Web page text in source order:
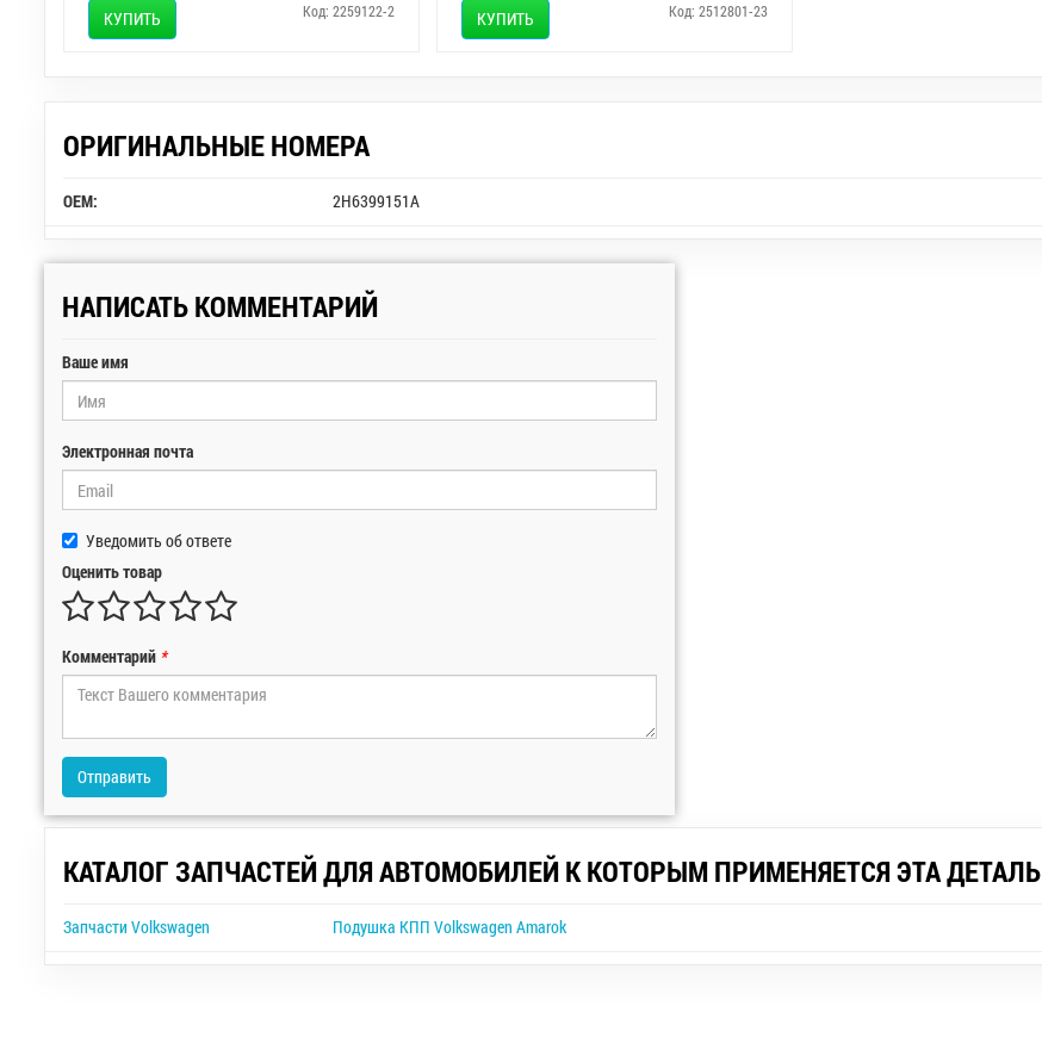
КУПИТЬ Код: 2259122-2 КУПИТЬ Код: 2512801-23
ОРИГИНАЛЬНЫЕ НОМЕРА
OEM: 2H6399151A
НАПИСАТЬ КОММЕНТАРИЙ
Ваше имя
Электронная почта
Уведомить об ответе
Оценить товар
Комментарий *
Отправить
КАТАЛОГ ЗАПЧАСТЕЙ ДЛЯ АВТОМОБИЛЕЙ К КОТОРЫМ ПРИМЕНЯЕТСЯ ЭТА ДЕТАЛЬ
Запчасти Volkswagen Подушка КПП Volkswagen Amarok